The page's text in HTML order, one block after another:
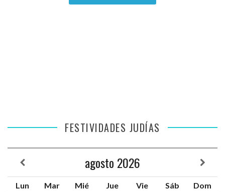
FESTIVIDADES JUDÍAS
agosto 2026
Lun Mar Mié Jue Vie Sáb
Dom